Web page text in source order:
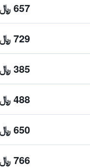
657 ﷼
729 ﷼
385 ﷼
488 ﷼
650 ﷼
766 ﷼